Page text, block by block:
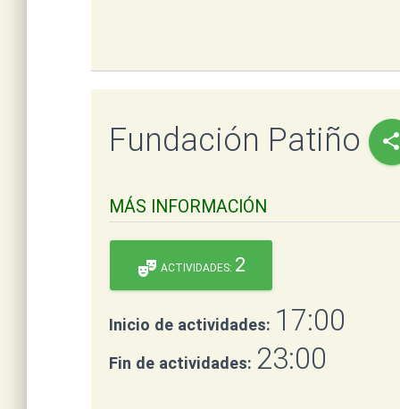
Fundación Patiño share
MÁS INFORMACIÓN
theater_comedy ACTIVIDADES: 2
Inicio de actividades: 17:00
Fin de actividades: 23:00